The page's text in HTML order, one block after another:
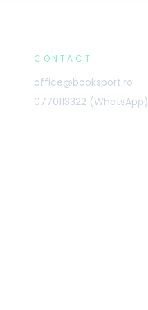
CONTACT
office@booksport.ro
0770113322 (WhatsApp)